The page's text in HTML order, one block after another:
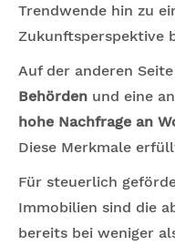
Trendwende hin zu
Zukunftsperspektive
Auf der anderen
Behörden und eine
hohe Nachfrage an
Diese Merkmale
Für steuerlich
Immobilien sind die
bereits bei weniger